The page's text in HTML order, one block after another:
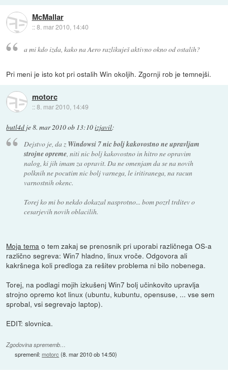
McMallar
::8. mar 2010, 14:40
a mi kdo izda, kako na Aero razlikuješ aktivno okno od ostalih?
Pri meni je isto kot pri ostalih Win okoljih. Zgornji rob je temnejši.
motorc
::8. mar 2010, 14:49
butl4d je8. mar 2010 ob 13:10izjavil:
Dejstvo je, da z Windowsi 7 nic bolj kakovostno ne upravljam
strojne opreme, niti nic bolj kakovostno in hitro ne opravim
nalog, ki jih imam za opravit. Da ne omenjam da se na novih
polknih ne pocutim nic bolj varnega, le iritiranega, na racun
varnostnih okenc.
Torej ko mi bo nekdo dokazal nasprotno... bom pozrl trditev o
cesarjevih novih oblacilih.
Moja tema o tem zakaj se prenosnik pri uporabi različnega OS-a
različno segreva: Win7 hladno, linux vroče. Odgovora ali
kakršnega koli predloga za rešitev problema ni bilo nobenega.
Torej, na podlagi mojih izkušenj Win7 bolj učinkovito upravlja
strojno opremo kot linux (ubuntu, kubuntu, opensuse, ... vse sem
sprobal, vsi segrevajo laptop).
EDIT: slovnica.
Zgodovina sprememb…
spremenil:motorc (8. mar 2010 ob 14:50)